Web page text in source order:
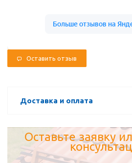
Оставить отзыв
Доставка и оплата
Оставьте заявку